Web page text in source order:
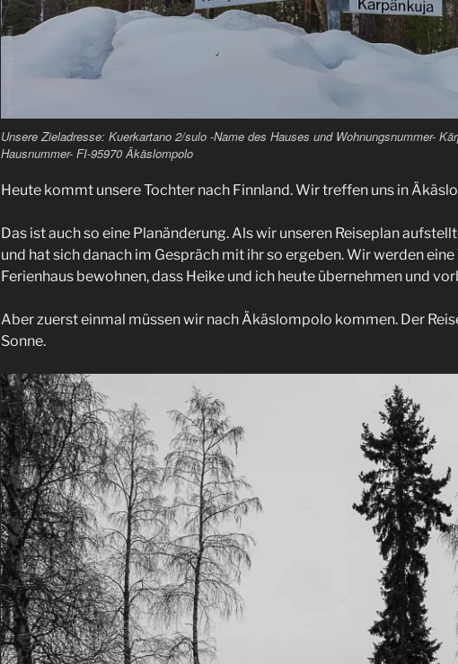
Unsere Zieladresse: Kuerkartano 2/sulo -Name des Hauses und Wohnungsnummer-
Hausnummer- FI-95970 Äkäslompolo
Heute kommt unsere Tochter nach Finnland. Wir treffen uns in
Das ist auch so eine Planänderung. Als wir unseren Reiseplan
und hat sich danach im Gespräch mit ihr so ergeben. Wir werden
Ferienhaus bewohnen, dass Heike und ich heute übernehmen und
Aber zuerst einmal müssen wir nach Äkäslompolo kommen. Der
Sonne.